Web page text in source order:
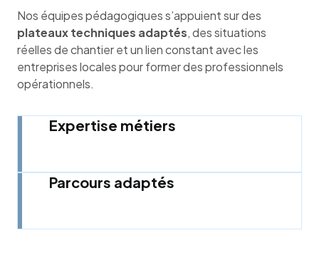
Nos équipes pédagogiques s’appuient sur des
plateaux techniques adaptés, des situations
réelles de chantier et un lien constant avec les
entreprises locales pour former des professionnels
opérationnels.
Expertise métiers
Parcours adaptés